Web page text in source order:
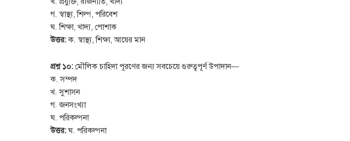
গ. স্বাস্থ্য, শিল্প, পরিবেশ
ঘ. শিক্ষা, খাদ্য, পোশাক
উত্তর:ক. স্বাস্থ্য, শিক্ষা, আয়ের মান
প্রশ্ন ১০: মৌলিক চাহিদা পূরণের জন্য সবচেয়ে গুরুত্বপূর্ণ উপাদান—
ক. সম্পদ
খ. সুশাসন
গ. জনসংখ্যা
ঘ. পরিকল্পনা
উত্তর:ঘ. পরিকল্পনা